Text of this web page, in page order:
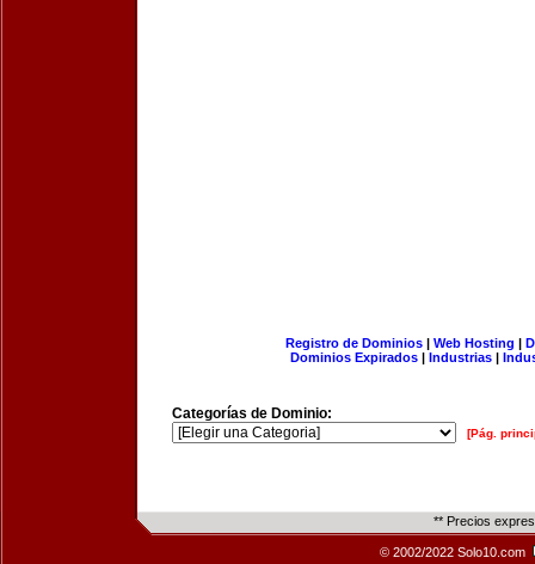
Registro de Dominios| Web Hosting |
Dominios Expirados | Industrias |
Categorías de Dominio:
[Pág.
** Precios
© 2002/2022 Solo10.com